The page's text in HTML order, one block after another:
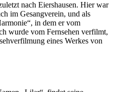
nach Eiershausen. Hier war
im Gesangverein, und als
in dem er vom
wurde vom Fernsehen verfilmt,
eines Werkes von